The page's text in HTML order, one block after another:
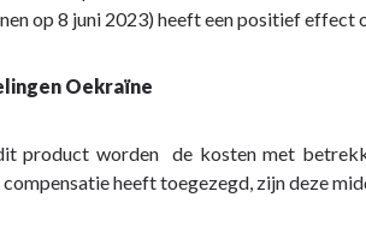
op 8 juni 2023) heeft een positief effect
Oekraïne
product worden de kosten met
heeft toegezegd, zijn deze